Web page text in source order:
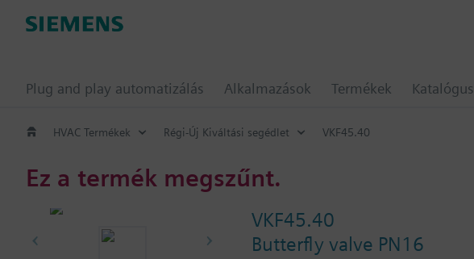
Plug and play automatizálás Alkalmazások Termékek Katalógus
HVAC Termékek Régi-Új Kiváltási segédlet VKF45.40
Ez a termék megszűnt.
VKF45.40
Butterfly valve PN16